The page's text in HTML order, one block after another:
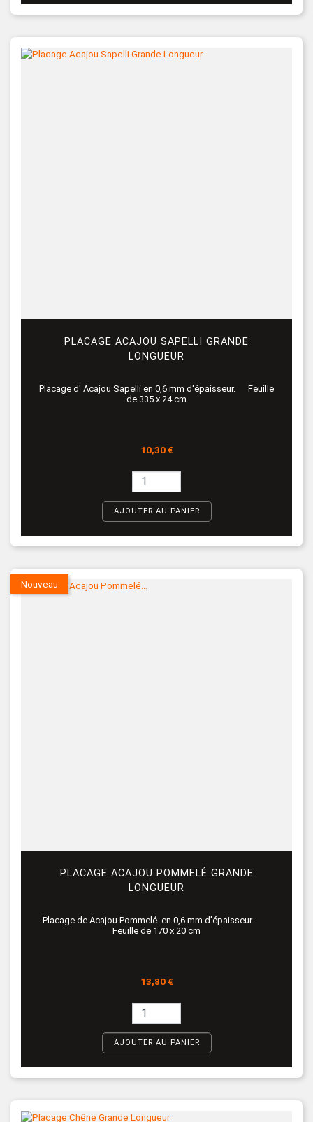
PLACAGE ACAJOU SAPELLI GRANDE
LONGUEUR
Placage d' Acajou Sapelli en 0,6 mm d'épaisseur. Feuille
de 335 x 24 cm
Prix
10,30 €
AJOUTER AU PANIER
PLACAGE ACAJOU POMMELÉ GRANDE
LONGUEUR
Placage de Acajou Pommelé en 0,6 mm d'épaisseur.
Feuille de 170 x 20 cm
Prix
13,80 €
AJOUTER AU PANIER
Nouveau